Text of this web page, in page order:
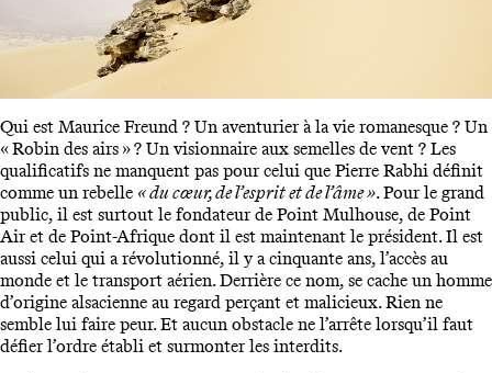
Qui est Maurice Freund ? Un aventurier à la vie romanesque ? Un
« Robin des airs » ? Un visionnaire aux semelles de vent ? Les
qualificatifs ne manquent pas pour celui que Pierre Rabhi définit
comme un rebelle « du cœur, de l’esprit et de l’âme ». Pour le grand
public, il est surtout le fondateur de Point Mulhouse, de Point
Air et de Point-Afrique dont il est maintenant le président. Il est
aussi celui qui a révolutionné, il y a cinquante ans, l’accès au
monde et le transport aérien. Derrière ce nom, se cache un homme
d’origine alsacienne au regard perçant et malicieux. Rien ne
semble lui faire peur. Et aucun obstacle ne l’arrête lorsqu’il faut
défier l’ordre établi et surmonter les interdits.